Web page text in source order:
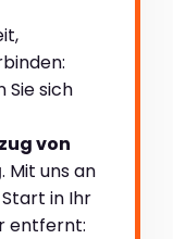
Sie sich
von
. Mit uns an
in Ihr
entfernt: